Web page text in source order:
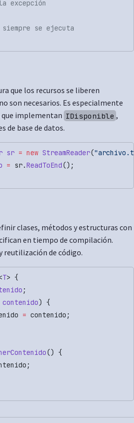
excepción
se ejecuta
que los recursos se liberen
son necesarios. Es especialmente
implementan IDisponible ,
de base de datos.
sr = new StreamReader(
= sr.ReadToEnd();
clases, métodos y estructuras con
en tiempo de compilación.
reutilización de código.
T> {
;
contenido) {
= contenido;
() {